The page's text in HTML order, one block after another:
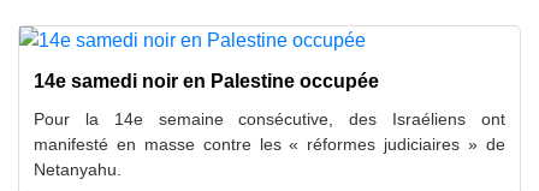
14e samedi noir en Palestine occupée
Pour la 14e semaine consécutive, des Israéliens ont
manifesté en masse contre les « réformes judiciaires » de
Netanyahu.